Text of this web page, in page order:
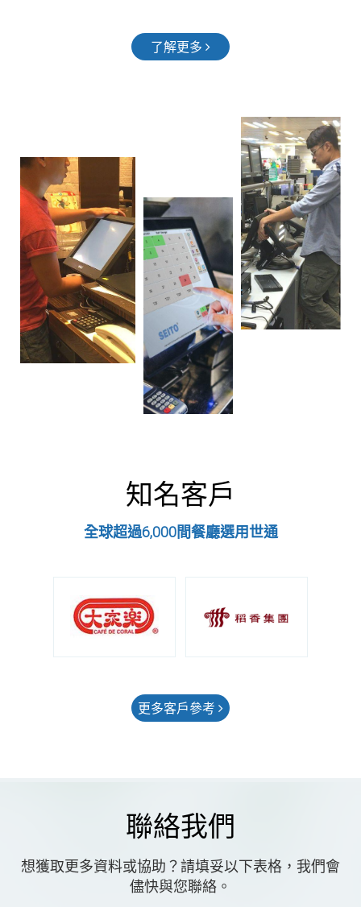
了解更多
知名客戶
全球超過6,000間餐廳選用世通
更多客戶參考
聯絡我們
想獲取更多資料或協助？請填妥以下表格，我們會
儘快與您聯絡。